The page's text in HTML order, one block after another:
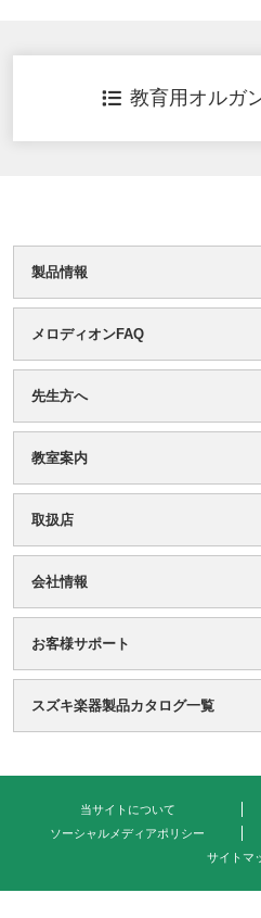
教育用オルガ
製品情報
メロディオンFAQ
先生方へ
教室案内
取扱店
会社情報
お客様サポート
スズキ楽器製品カタログ一覧
当サイトについて
ソーシャルメディアポリシー
サイトマ